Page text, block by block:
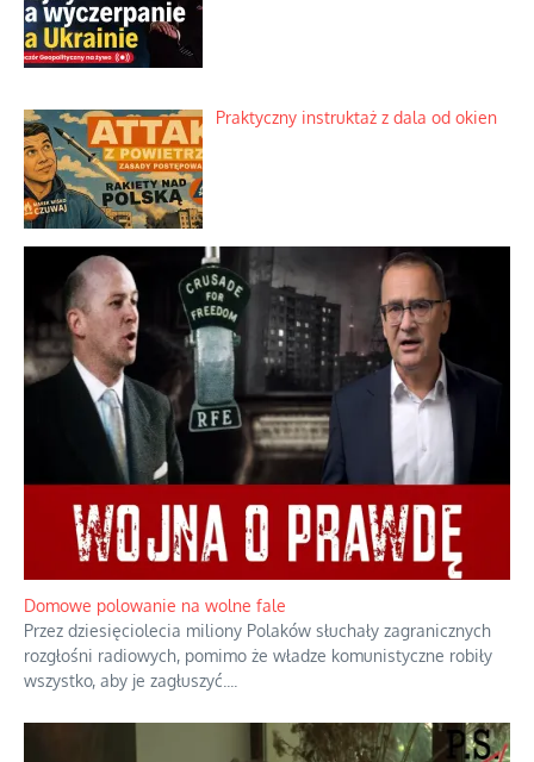
Praktyczny instruktaż z dala od okien
Domowe polowanie na wolne fale
Przez dziesięciolecia miliony Polaków słuchały zagranicznych
rozgłośni radiowych, pomimo że władze komunistyczne robiły
wszystko, aby je zagłuszyć.